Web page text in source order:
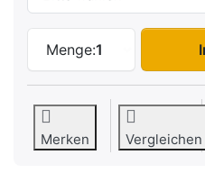
Menge:1
F1330H
Merken Vergleichen